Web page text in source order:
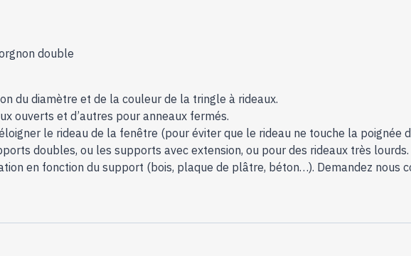
double
du diamètre et de la couleur de la tringle à rideaux.
ouverts et d’autres pour anneaux fermés.
le rideau de la fenêtre (pour éviter que le rideau ne touche la poignée
doubles, ou les supports avec extension, ou pour des rideaux très lourds.
en fonction du support (bois, plaque de plâtre, béton…). Demandez nous